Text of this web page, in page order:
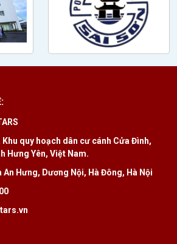
quy hoạch dân cư cánh Cửa Đình,
Hưng Yên, Việt Nam.
Hưng, Dương Nội, Hà Đông, Hà Nội